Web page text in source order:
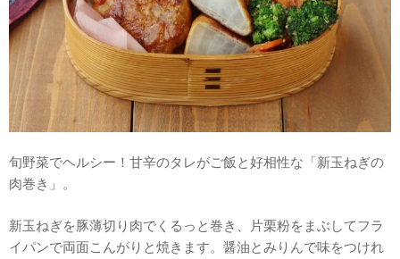
旬野菜でヘルシー！甘辛のタレがご飯と好相性な「新玉ねぎの
肉巻き」。
新玉ねぎを豚薄切り肉でくるっと巻き、片栗粉をまぶしてフラ
イパンで両面こんがりと焼きます。醤油とみりんで味をつけれ